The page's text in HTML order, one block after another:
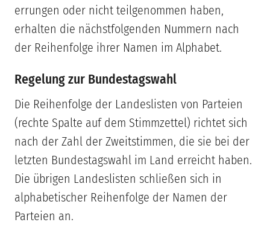
errungen oder nicht teilgenommen haben,
erhalten die nächstfolgenden Nummern nach
der Reihenfolge ihrer Namen im Alphabet.
Regelung zur Bundestagswahl
Die Reihenfolge der Landeslisten von Parteien
(rechte Spalte auf dem Stimmzettel) richtet sich
nach der Zahl der Zweitstimmen, die sie bei der
letzten Bundestagswahl im Land erreicht haben.
Die übrigen Landeslisten schließen sich in
alphabetischer Reihenfolge der Namen der
Parteien an.